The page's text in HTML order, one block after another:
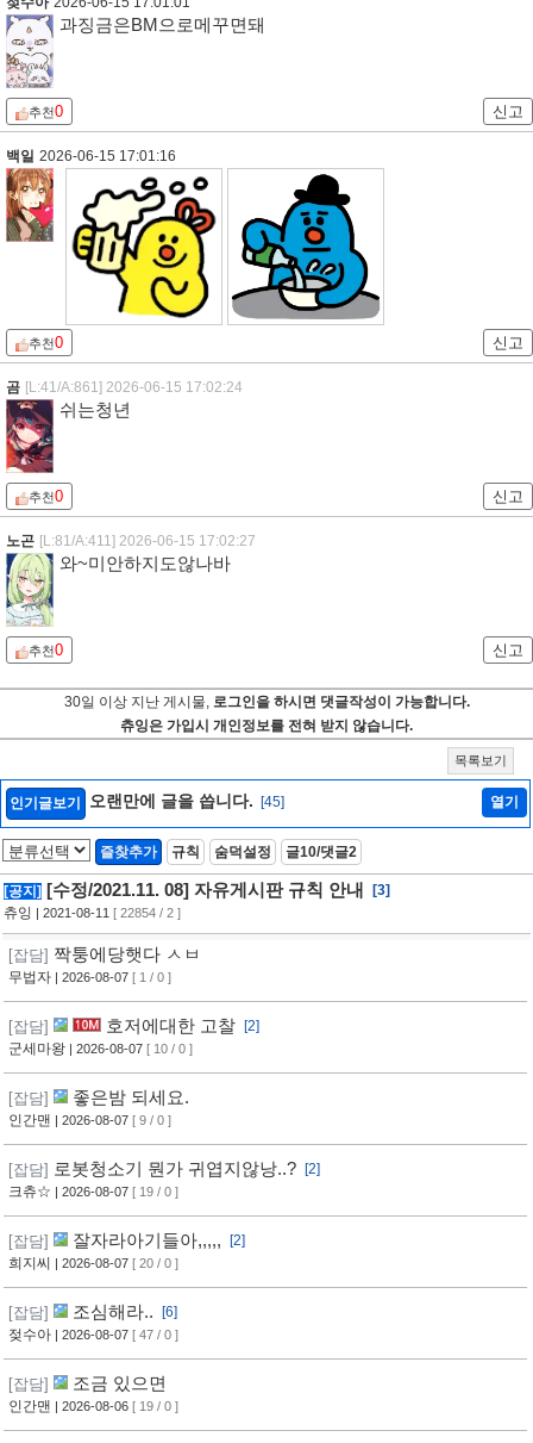
과징금은BM으로메꾸면돼
추천0 신고
백일 2026-06-15 17:01:16
추천0 신고
곰 [L:41/A:861] 2026-06-15 17:02:24
쉬는청년
추천0 신고
노곤 [L:81/A:411] 2026-06-15 17:02:27
와~미안하지도않나바
추천0 신고
30일 이상 지난 게시물, 로그인을 하시면 댓글작성이 가능합니다.
츄잉은 가입시 개인정보를 전혀 받지 않습니다.
목록보기
인기글보기 오랜만에 글을 씁니다. [45] 열기
즐찾추가 규칙 숨덕설정 글10/댓글2
[공지] [수정/2021.11. 08] 자유게시판 규칙 안내
[3]
츄잉 | 2021-08-11 [ 22854 / 2 ]
[잡담] 짝퉁에당햇다 ㅅㅂ
무법자 | 2026-08-07 [ 1 / 0 ]
[잡담] 호저에대한 고찰
[2]
군세마왕 | 2026-08-07 [ 10 / 0 ]
[잡담] 좋은밤 되세요.
인간맨 | 2026-08-07 [ 9 / 0 ]
[잡담] 로봇청소기 뭔가 귀엽지않낭..?
[2]
크츄☆ | 2026-08-07 [ 19 / 0 ]
[잡담] 잘자라아기들아,,,,,
[2]
희지씨
| 2026-08-07 [ 20 / 0 ]
[잡담] 조심해라..
[6]
젖수아 | 2026-08-07 [ 47 / 0 ]
[잡담] 조금 있으면
인간맨 | 2026-08-06 [ 19 / 0 ]